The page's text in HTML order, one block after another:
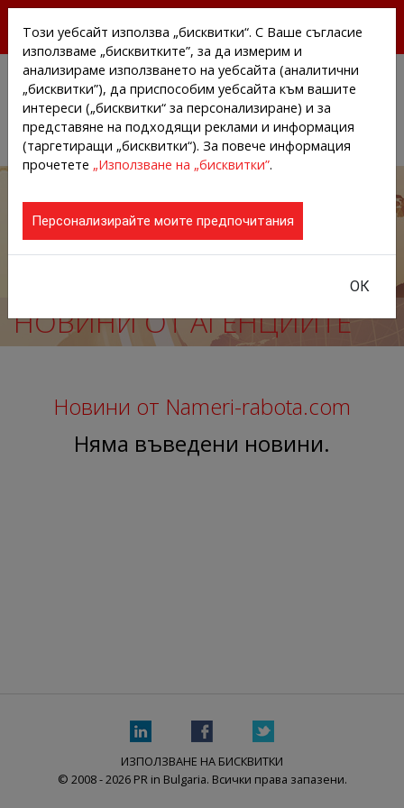
АГЕНЦИИТЕ И КОМПАНИИТЕ
НОВИНИ ОТ АГЕНЦИИТЕ
Новини от Nameri-rabota.com
Няма въведени новини.
ИЗПОЛЗВАНЕ НА БИСКВИТКИ
© 2008 - 2026 PR in Bulgaria. Всички права запазени.
Този уебсайт използва „бисквитки“. С Ваше съгласие
използваме „бисквитките”, за да измерим и
анализираме използването на уебсайта (аналитични
„бисквитки”), да приспособим уебсайта към вашите
интереси („бисквитки“ за персонализиране) и за
представяне на подходящи реклами и информация
(таргетиращи „бисквитки“). За повече информация
прочетете „Използване на „бисквитки”.
Персонализирайте моите предпочитания
ОК